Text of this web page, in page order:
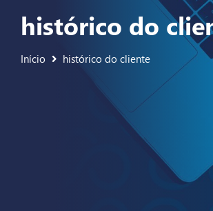
histórico do
Início histórico do cliente